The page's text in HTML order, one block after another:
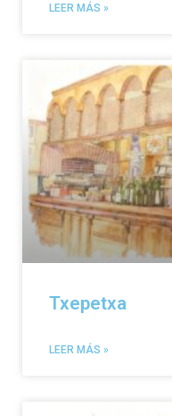
LEER MÁS »
Txepetxa
LEER MÁS »